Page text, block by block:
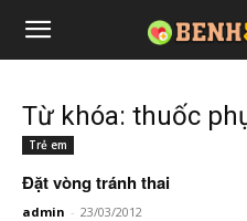
Từ khóa: thuốc
Trẻ em
Đặt vòng tránh thai
admin - 23/03/2012